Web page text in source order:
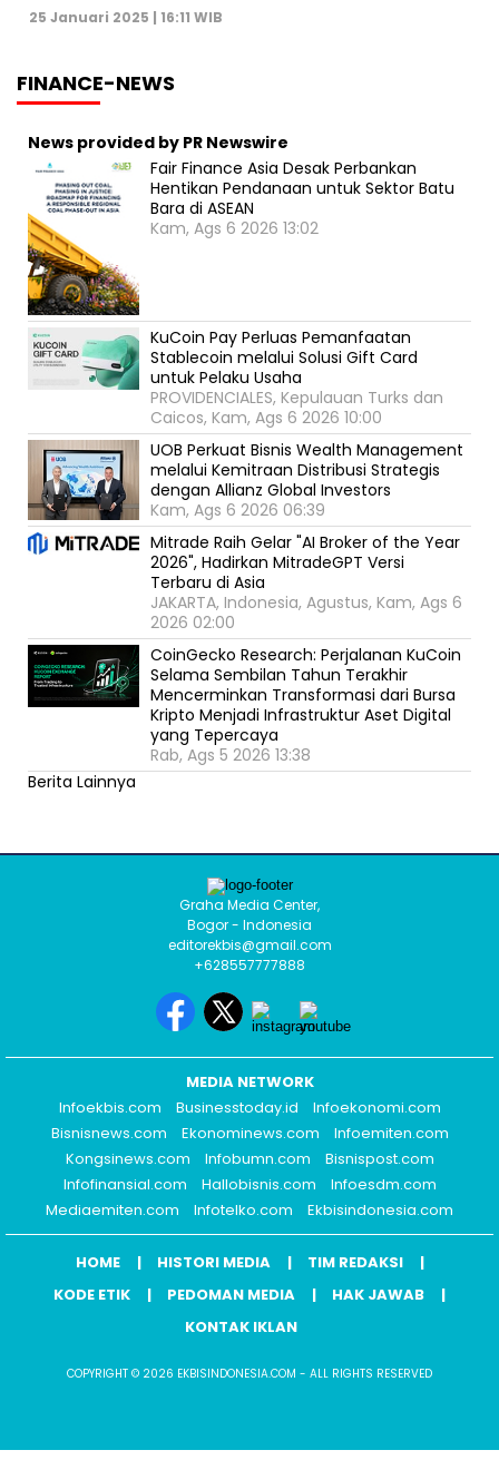
25 Januari 2025 | 16:11 WIB
FINANCE-NEWS
News provided by PR Newswire
Fair Finance Asia Desak Perbankan
Hentikan Pendanaan untuk Sektor Batu
Bara di ASEAN
Kam, Ags 6 2026 13:02
KuCoin Pay Perluas Pemanfaatan
Stablecoin melalui Solusi Gift Card
untuk Pelaku Usaha
PROVIDENCIALES, Kepulauan Turks dan
Caicos, Kam, Ags 6 2026 10:00
UOB Perkuat Bisnis Wealth Management
melalui Kemitraan Distribusi Strategis
dengan Allianz Global Investors
Kam, Ags 6 2026 06:39
Mitrade Raih Gelar "AI Broker of the Year
2026", Hadirkan MitradeGPT Versi
Terbaru di Asia
JAKARTA, Indonesia, Agustus, Kam, Ags 6
2026 02:00
CoinGecko Research: Perjalanan KuCoin
Selama Sembilan Tahun Terakhir
Mencerminkan Transformasi dari Bursa
Kripto Menjadi Infrastruktur Aset Digital
yang Tepercaya
Rab, Ags 5 2026 13:38
Berita Lainnya
Graha Media Center,
Bogor - Indonesia
editorekbis@gmail.com
+628557777888
MEDIA NETWORK
Infoekbis.com
Businesstoday.id
Infoekonomi.com
Bisnisnews.com
Ekonominews.com
Infoemiten.com
Kongsinews.com
Infobumn.com
Bisnispost.com
Infofinansial.com
Hallobisnis.com
Infoesdm.com
Mediaemiten.com
Infotelko.com Ekbisindonesia.com
HOME HISTORI MEDIA
TIM REDAKSI
KODE ETIK
PEDOMAN MEDIA
HAK JAWAB
KONTAK IKLAN
COPYRIGHT © 2026 EKBISINDONESIA.COM - ALL RIGHTS RESERVED